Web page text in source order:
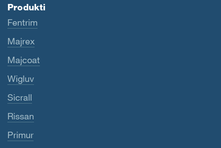
Produkti
Fentrim
Majrex
Majcoat
Wigluv
Sicrall
Rissan
Primur